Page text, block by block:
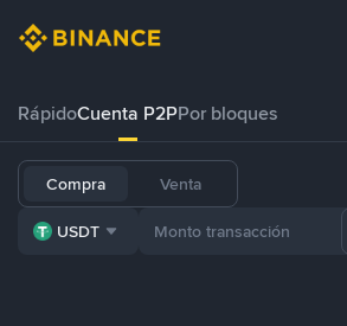
RápidoCuenta P2PPor bloques
Compra Venta
USDT